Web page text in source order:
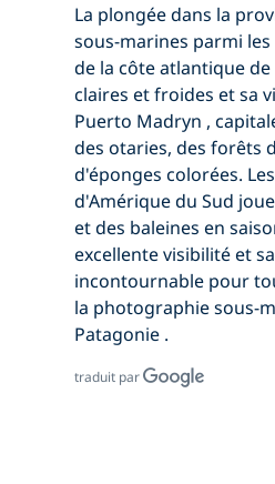
La plongée dans la
sous-marines parmi
de la côte atlantique
claires et froides et sa
Puerto Madryn ,
des otaries, des forêts
d'éponges colorées.
d'Amérique du Sud
et des baleines en
excellente visibilité et
incontournable pour
la photographie sous-
Patagonie .
traduit par